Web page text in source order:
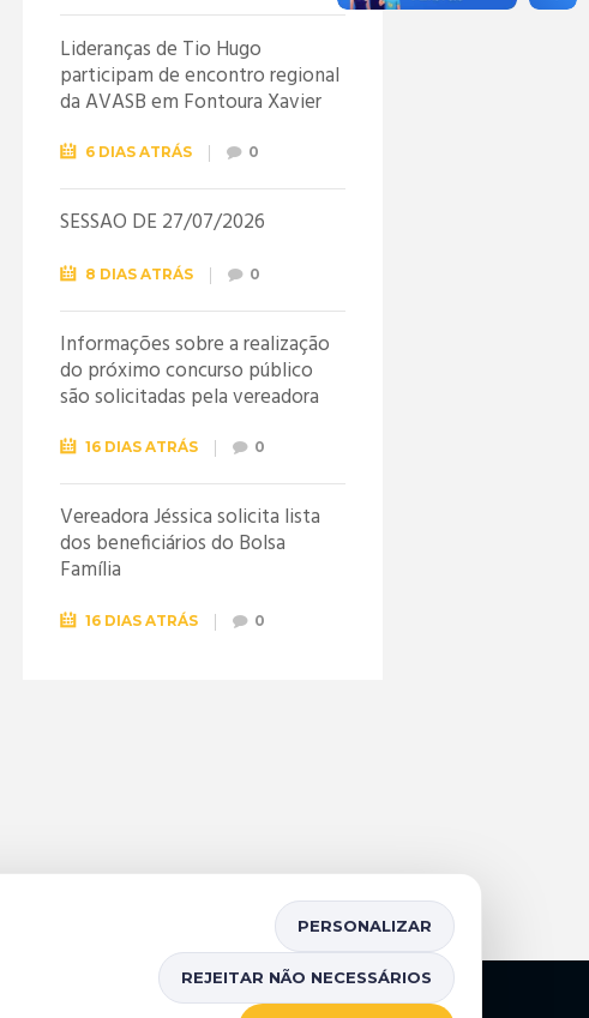
Lideranças de Tio Hugo
participam de encontro regional
da AVASB em Fontoura Xavier
6 DIAS ATRÁS 0
SESSÃO DE 27/07/2026
8 DIAS ATRÁS 0
Informações sobre a realização
do próximo concurso público
são solicitadas pela vereadora
16 DIAS ATRÁS 0
Vereadora Jéssica solicita lista
dos beneficiários do Bolsa
Família
16 DIAS ATRÁS 0
Mapa do Site
Portal da Transparência
PERSONALIZAR
REJEITAR NÃO NECESSÁRIOS